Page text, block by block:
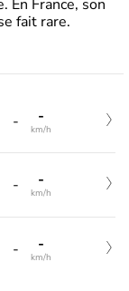
En France, son
fait rare.
- -
km/h
- -
km/h
- -
km/h